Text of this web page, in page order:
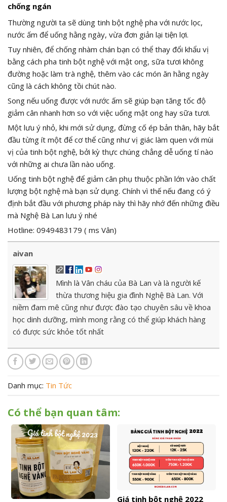
chống ngán
Thường người ta sẽ dùng tinh bột nghệ pha với nước lọc,
nước ấm để uống hằng ngày, vừa đơn giản lại tiện lợi.
Tuy nhiên, để chống nhàm chán bạn có thể thay đổi khẩu vị
bằng cách pha tinh bột nghệ với mật ong, sữa tươi không
đường hoặc làm trà nghệ, thêm vào các món ăn hằng ngày
cũng là cách không tồi chút nào.
Song nếu uống được với nước ấm sẽ giúp bạn tăng tốc độ
giảm cân nhanh hơn so với việc uống mật ong hay sữa tươi.
Một lưu ý nhỏ, khi mới sử dụng, đừng cố ép bản thân, hãy bắt
đầu từng ít một để cơ thể cũng như vị giác làm quen với mùi
vị của tinh bột nghệ, bởi kỳ thực chúng chẳng dễ uống tí nào
với những ai chưa lần nào uống.
Uống tinh bột nghệ để giảm cân phụ thuộc phần lớn vào chất
lượng bột nghệ mà bạn sử dụng. Chính vì thế nếu đang có ý
định bắt đầu với phương pháp này thì hãy nhớ đến những điều
mà Nghệ Bà Lan lưu ý nhé
Hotline: 0949483179 ( ms Vân)
aivan
Mình là Vân cháu của Bà Lan và là người kế
thừa thương hiệu gia đình Nghệ Bà Lan. Với
niềm đam mê cũng như được đào tạo chuyên sâu về khoa
học dinh dưỡng, mình mong rằng có thể giúp khách hàng
có được sức khỏe tốt nhất
Danh mục: Tin Tức
Có thể bạn quan tâm:
Giá tinh bột nghệ 2022